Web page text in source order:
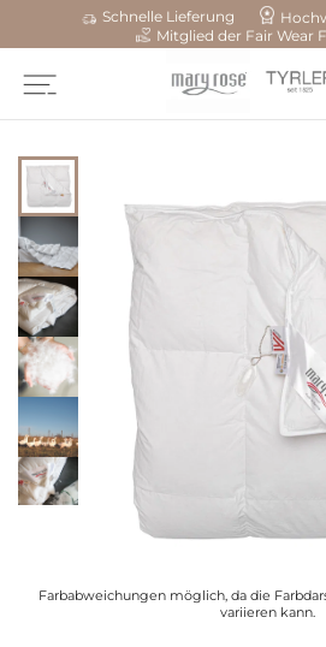
Schnelle Lieferung
Mitglied der Fair Wear
Farbabweichungen möglich, da die
variieren kann.